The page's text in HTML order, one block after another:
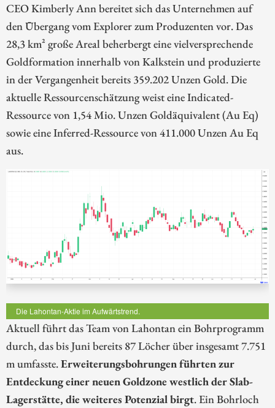
CEO Kimberly Ann bereitet sich das Unternehmen auf
den Übergang vom Explorer zum Produzenten vor. Das
28,3 km² große Areal beherbergt eine vielversprechende
Goldformation innerhalb von Kalkstein und produzierte
in der Vergangenheit bereits 359.202 Unzen Gold. Die
aktuelle Ressourcenschätzung weist eine Indicated-
Ressource von 1,54 Mio. Unzen Goldäquivalent (Au Eq)
sowie eine Inferred-Ressource von 411.000 Unzen Au Eq
aus.
Die Lahontan-Aktie im Aufwärtstrend.
Aktuell führt das Team von Lahontan ein Bohrprogramm
durch, das bis Juni bereits 87 Löcher über insgesamt 7.751
m umfasste.Erweiterungsbohrungen führten zur
Entdeckung einer neuen Goldzone westlich der Slab-
Lagerstätte, die weiteres Potenzial birgt. Ein Bohrloch